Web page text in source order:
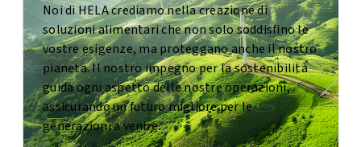
Noi di HELA crediamo nella creazione di
soluzioni alimentari che non solo soddisfino le
vostre esigenze, ma proteggano anche il nostro
pianeta. Il nostro impegno per la sostenibilità
guida ogni aspetto delle nostre operazioni,
assicurando un futuro migliore per le
generazioni a venire.